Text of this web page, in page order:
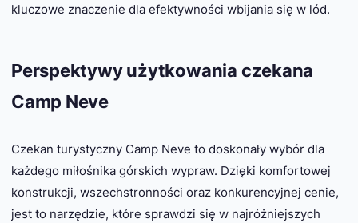
kluczowe znaczenie dla efektywności wbijania się w lód.
Perspektywy użytkowania czekana
Camp Neve
Czekan turystyczny Camp Neve to doskonały wybór dla
każdego miłośnika górskich wypraw. Dzięki komfortowej
konstrukcji, wszechstronności oraz konkurencyjnej cenie,
jest to narzędzie, które sprawdzi się w najróżniejszych